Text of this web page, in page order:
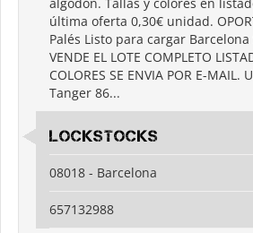
última oferta 0,30€ unidad.
Palés Listo para cargar Barcelona
VENDE EL LOTE COMPLETO
COLORES SE ENVIA POR E-MAIL.
Tanger 86...
lockstocks
08018 - Barcelona
657132988